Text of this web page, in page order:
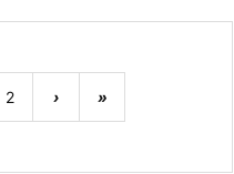
2 › »